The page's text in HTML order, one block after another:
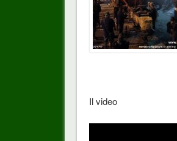
Il video